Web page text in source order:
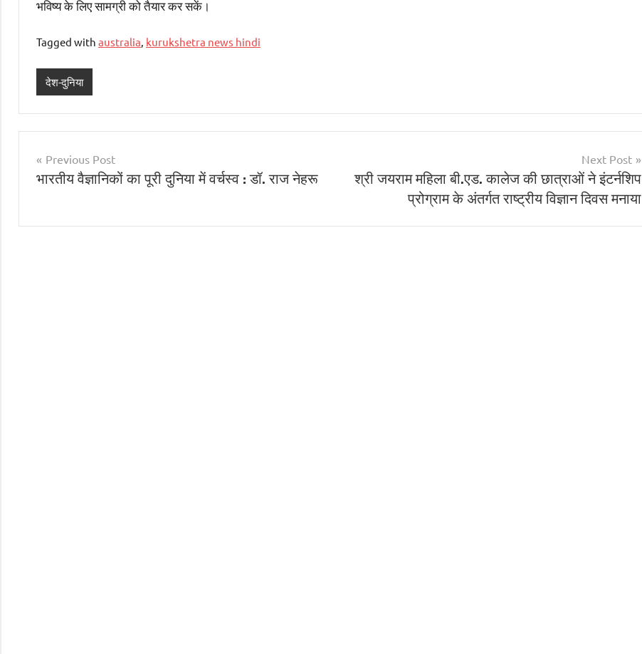
भविष्य के लिए सामग्री को तैयार कर सकें।
Tagged with australia kurukshetra news hindi
देश-दुनिया
Post
navigation
Previous Post
भारतीय वैज्ञानिकों का पूरी दुनिया में वर्चस्व : डॉ. राज नेहरू
Next Post
श्री जयराम महिला बी.एड. कालेज की छात्राओं ने इंटर्नशिप
प्रोग्राम के अंतर्गत राष्ट्रीय विज्ञान दिवस मनाया